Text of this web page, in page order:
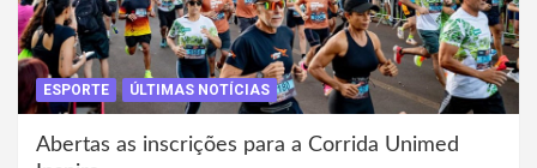
ESPORTE ÚLTIMAS NOTÍCIAS
Abertas as inscrições para a Corrida Unimed